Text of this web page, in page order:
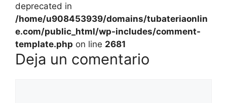
deprecated in
/home/u908453939/domains/tubateriaonlin
e.com/public_html/wp-includes/comment-
template.php on line 2681
Deja un comentario